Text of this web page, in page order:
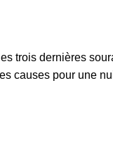
causes pour une